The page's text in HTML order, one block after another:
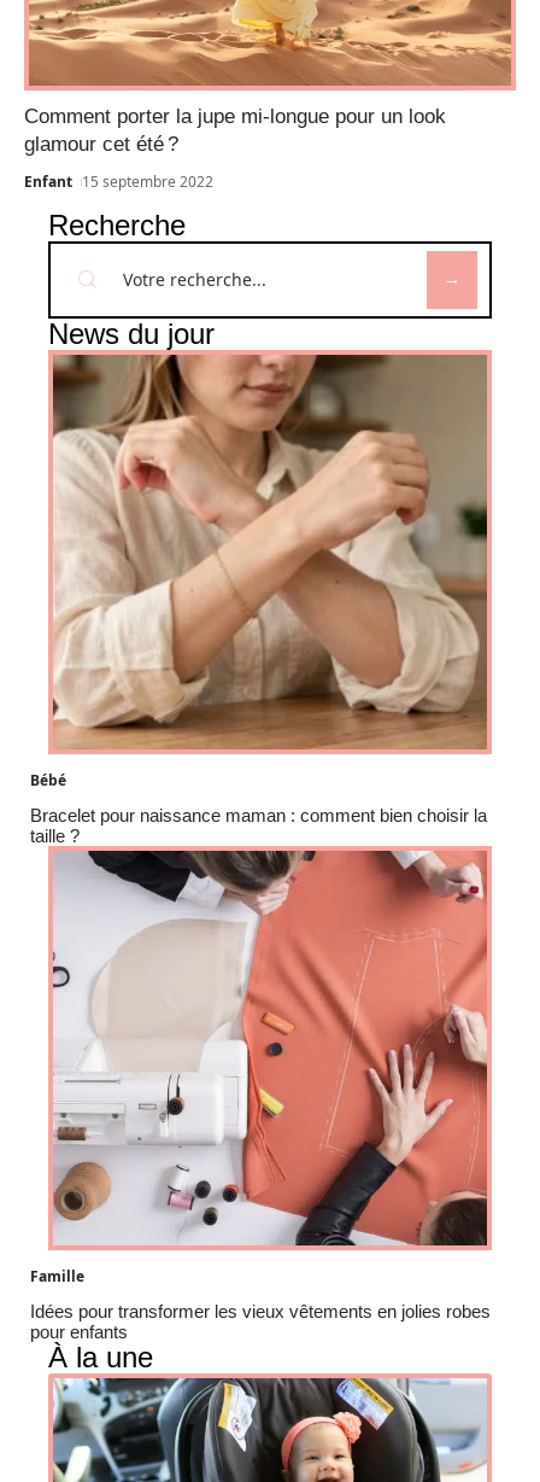
Comment porter la jupe mi-longue pour un look
glamour cet été ?
Enfant 15 septembre 2022
Recherche
News du jour
Bébé
Bracelet pour naissance maman : comment bien choisir la
taille ?
Famille
Idées pour transformer les vieux vêtements en jolies robes
pour enfants
À la une